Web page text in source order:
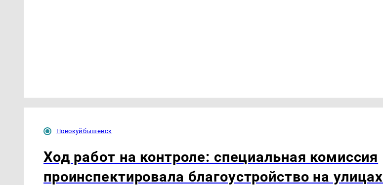
Новокуйбышевск
Ход работ на контроле: специальная комиссия
проинспектировала благоустройство на улицах